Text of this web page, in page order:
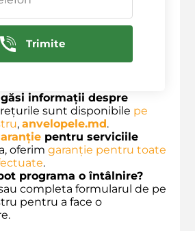
începând de la 549 lei.
multe servicii la voi?
singur loc.
am dacă aleg serviciile
informații despre
sunt disponibile pe
, anvelopele.md.
pentru serviciile
oferim garanție pentru toate
.
programa o întâlnire?
completa formularul de pe
pentru a face o
Trimite